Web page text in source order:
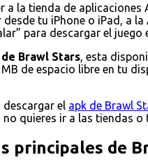
a la tienda de
tu iPhone o iPad, a
para descargar el
Brawl Stars, esta
de espacio libre en tu
el apk de Brawl
quieres ir a las tiendas o
principales de